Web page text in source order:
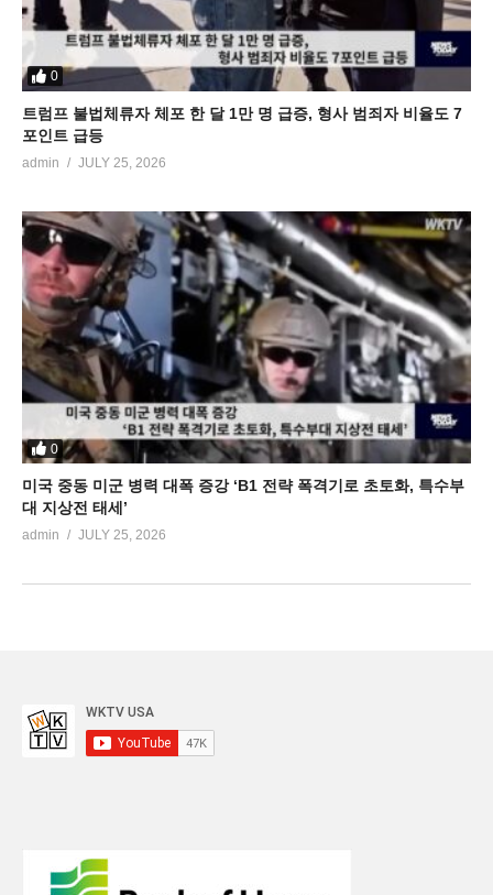
0
트럼프 불법체류자 체포 한 달 1만 명 급증, 형사 범죄자 비율도 7
포인트 급등
admin JULY 25, 2026
0
미국 중동 미군 병력 대폭 증강 ‘B1 전략 폭격기로 초토화, 특수부
대 지상전 태세’
admin JULY 25, 2026